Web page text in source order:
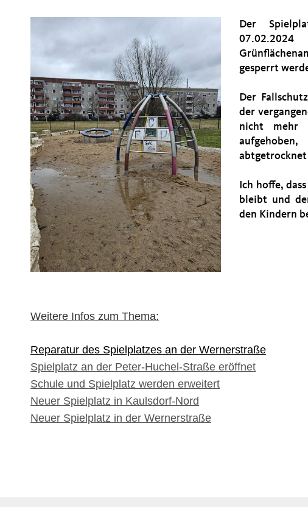
Der
gesperrt
Der
der
nicht mehr
abtgetrocknet
Ich hoffe,
bleibt und
den Kindern
Weitere Infos zum Thema:
Reparatur des Spielplatzes an der Wernerstraße
Spielplatz an der Peter-Huchel-Straße eröffnet
Schule und Spielplatz werden erweitert
Neuer Spielplatz in Kaulsdorf-Nord
Neuer Spielplatz in der Wernerstraße